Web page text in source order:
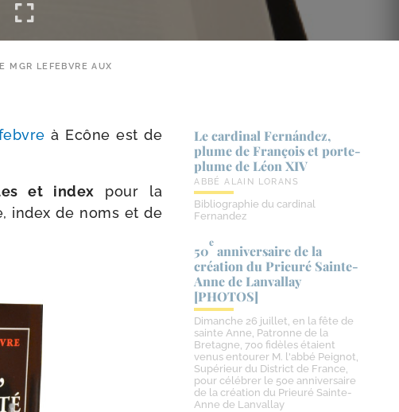
MGR LEFEBVRE AUX
à Ecône est de
et index pour la
index de noms et de
Le cardinal Fernández,
plume de François et porte-​
plume de Léon XIV
ABBÉ ALAIN LORANS
Bibliographie du cardinal
Fernandez
50
e
anniversaire de la
création du Prieuré Sainte-​
Anne de Lanvallay
[PHOTOS]
Dimanche 26 juillet, en la fête de
sainte Anne, Patronne de la
Bretagne, 700 fidèles étaient
venus entourer M. l'abbé Peignot,
Supérieur du District de France,
pour célébrer le 50e anniversaire
de la création du Prieuré Sainte-
Anne de Lanvallay